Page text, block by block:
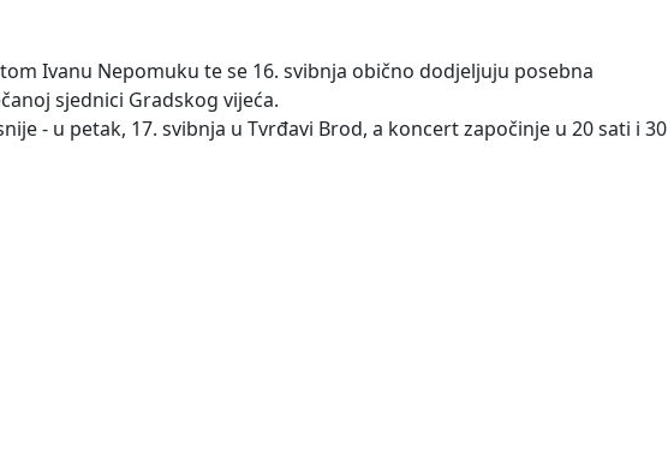
Ivanu Nepomuku te se 16. svibnja obično dodjeljuju posebna
sjednici Gradskog vijeća.
- u petak, 17. svibnja u Tvrđavi Brod, a koncert započinje u 20 sati i 30